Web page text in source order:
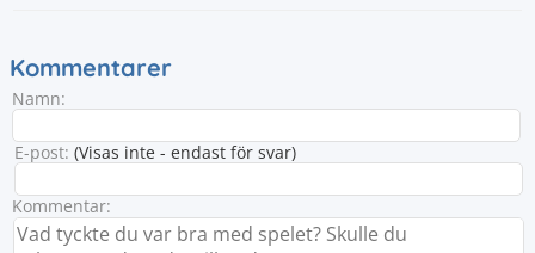
Kommentarer
Namn:
E-post: (Visas inte - endast för svar)
Kommentar: